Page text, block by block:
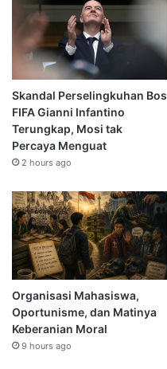
Skandal Perselingkuhan Bos
FIFA Gianni Infantino
Terungkap, Mosi tak
Percaya Menguat
2 hours ago
Organisasi Mahasiswa,
Oportunisme, dan Matinya
Keberanian Moral
9 hours ago